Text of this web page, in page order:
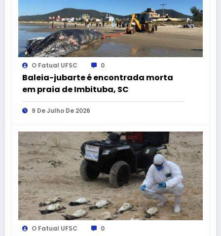
O Fatual UFSC 0
Baleia-jubarte é encontrada morta
em praia de Imbituba, SC
9 De Julho De 2026
O Fatual UFSC 0